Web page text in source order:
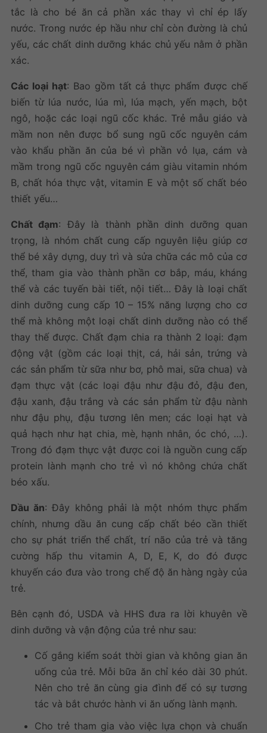
tắc là cho bé ăn cả phần xác thay vì chỉ ép lấy
nước. Trong nước ép hầu như chỉ còn đường là chủ
yếu, các chất dinh dưỡng khác chủ yếu nằm ở phần
xác.
Các loại hạt: Bao gồm tất cả thực phẩm được chế
biến từ lúa nước, lúa mì, lúa mạch, yến mạch, bột
ngô, hoặc các loại ngũ cốc khác. Trẻ mẫu giáo và
mầm non nên được bổ sung ngũ cốc nguyên cám
vào khẩu phần ăn của bé vì phần vỏ lụa, cám và
mầm trong ngũ cốc nguyên cám giàu vitamin nhóm
B, chất hóa thực vật, vitamin E và một số chất béo
thiết yếu…
Chất đạm: Đây là thành phần dinh dưỡng quan
trọng, là nhóm chất cung cấp nguyên liệu giúp cơ
thể bé xây dựng, duy trì và sửa chữa các mô của cơ
thể, tham gia vào thành phần cơ bắp, máu, kháng
thể và các tuyến bài tiết, nội tiết… Đây là loại chất
dinh dưỡng cung cấp 10 – 15% năng lượng cho cơ
thể mà không một loại chất dinh dưỡng nào có thể
thay thế được. Chất đạm chia ra thành 2 loại: đạm
động vật (gồm các loại thịt, cá, hải sản, trứng và
các sản phẩm từ sữa như bơ, phô mai, sữa chua) và
đạm thực vật (các loại đậu như đậu đỏ, đậu đen,
đậu xanh, đậu trắng và các sản phẩm từ đậu nành
như đậu phụ, đậu tương lên men; các loại hạt và
quả hạch như hạt chia, mè, hạnh nhân, óc chó, …).
Trong đó đạm thực vật được coi là nguồn cung cấp
protein lành mạnh cho trẻ vì nó không chứa chất
béo xấu.
Dầu ăn: Đây không phải là một nhóm thực phẩm
chính, nhưng dầu ăn cung cấp chất béo cần thiết
cho sự phát triển thể chất, trí não của trẻ và tăng
cường hấp thu vitamin A, D, E, K, do đó được
khuyến cáo đưa vào trong chế độ ăn hàng ngày của
trẻ.
Bên cạnh đó, USDA và HHS đưa ra lời khuyên về
dinh dưỡng và vận động của trẻ như sau:
Cố gắng kiểm soát thời gian và không gian ăn
uống của trẻ. Mỗi bữa ăn chỉ kéo dài 30 phút.
Nên cho trẻ ăn cùng gia đình để có sự tương
tác và bắt chước hành vi ăn uống lành mạnh.
Cho trẻ tham gia vào việc lựa chọn và chuẩn